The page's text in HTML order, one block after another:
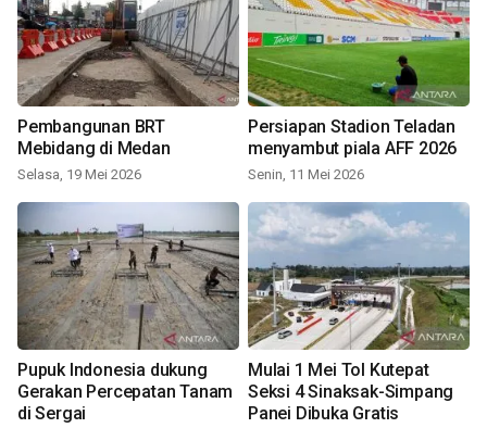
Pembangunan BRT
Mebidang di Medan
Selasa, 19 Mei 2026
Persiapan Stadion Teladan
menyambut piala AFF 2026
Senin, 11 Mei 2026
Pupuk Indonesia dukung
Gerakan Percepatan Tanam
di Sergai
Mulai 1 Mei Tol Kutepat
Seksi 4 Sinaksak-Simpang
Panei Dibuka Gratis